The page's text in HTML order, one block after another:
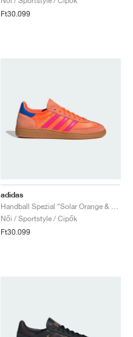
Ft30.099
adidas
Női / Sportstyle / Cipők
Ft30.099